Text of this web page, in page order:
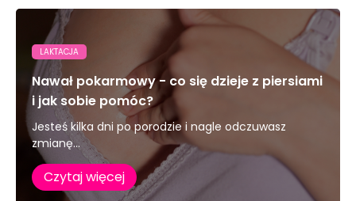
LAKTACJA
Nawał pokarmowy - co się dzieje z piersiami
i jak sobie pomóc?
Jesteś kilka dni po porodzie i nagle odczuwasz
zmianę...
Czytaj więcej